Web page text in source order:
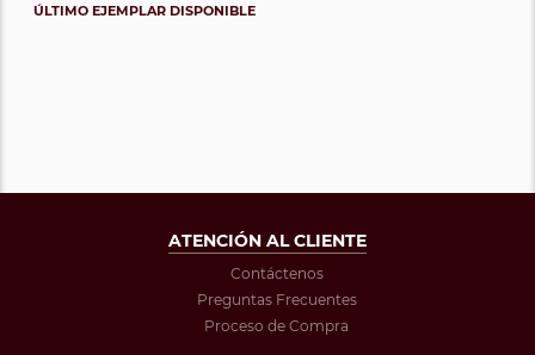
ÚLTIMO EJEMPLAR DISPONIBLE
ATENCIÓN AL CLIENTE
Contáctenos
Preguntas Frecuentes
Proceso de Compra